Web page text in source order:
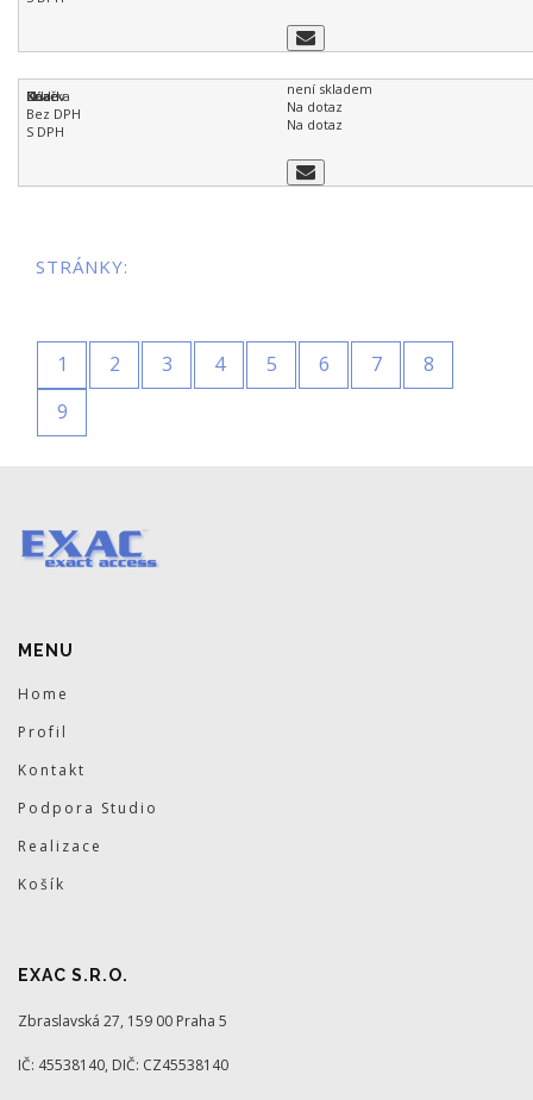
není skladem
Na dotaz
Na dotaz
STRÁNKY:
1 2 3 4 5 6 7
8
9
MENU
Home
Profil
Kontakt
Podpora Studio
Realizace
Košík
EXAC S.R.O.
Zbraslavská 27, 159 00 Praha 5
IČ: 45538140, DIČ: CZ45538140